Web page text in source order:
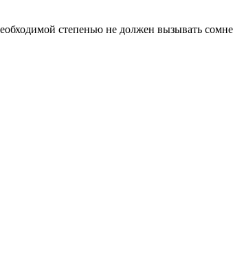
степенью не должен вызывать